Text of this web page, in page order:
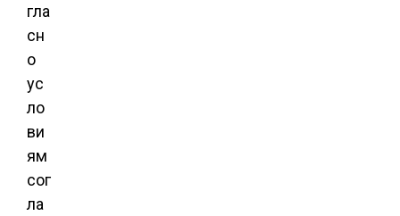
гла
сн
о
ус
ло
ви
ям
сог
ла